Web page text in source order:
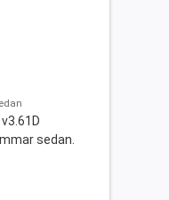
sedan.